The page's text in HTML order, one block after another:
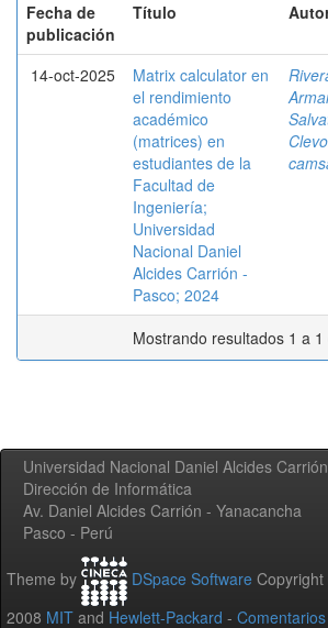
Fecha de
publicación
Título
14-oct-2025
Matrix calculator en
el rendimiento
académico
(matrices) en
estudiantes de la
Facultad de
Ingeniería;
Universidad
Nacional Daniel
Alcides Carrión -
Pasco; 2024
Mostrando resultados 1 a 1
Universidad Nacional Daniel Alcides Carrión
Dirección de Informática
Av. Daniel Alcides Carrión - Yanacancha
Pasco - Perú
Theme by DSpace Software
2008 MIT and Hewlett-Packard - Comentarios